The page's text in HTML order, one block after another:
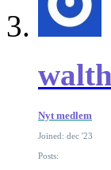
Nyt medlem
Joined: dec '23
Posts: